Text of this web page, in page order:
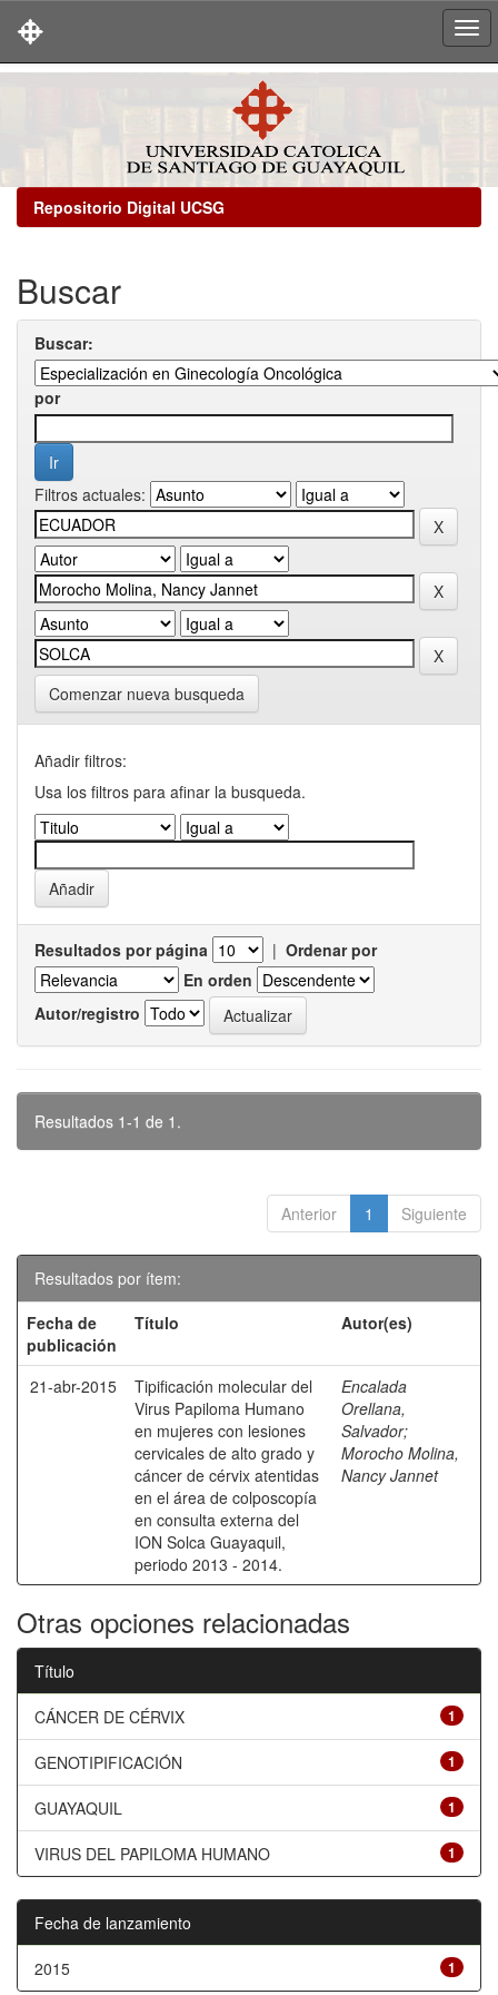
Repositorio Digital UCSG
Buscar
Buscar:
por
Filtros actuales:
Comenzar nueva busqueda
Añadir filtros:
Usa los filtros para afinar la busqueda.
Resultados por página | Ordenar por
En orden
Autor/registro
Resultados 1-1 de 1.
Anterior 1 Siguiente
Resultados por ítem:
Fecha de
publicación
Título Autor(es)
21-abr-2015
Tipificación molecular del
Virus Papiloma Humano
en mujeres con lesiones
cervicales de alto grado y
cáncer de cérvix atentidas
en el área de colposcopía
en consulta externa del
ION Solca Guayaquil,
periodo 2013 - 2014.
Encalada
Orellana,
Salvador;
Morocho Molina,
Nancy Jannet
Otras opciones relacionadas
Título
1
CÁNCER DE CÉRVIX
1
GENOTIPIFICACIÓN
1
GUAYAQUIL
1
VIRUS DEL PAPILOMA HUMANO
Fecha de lanzamiento
1
2015